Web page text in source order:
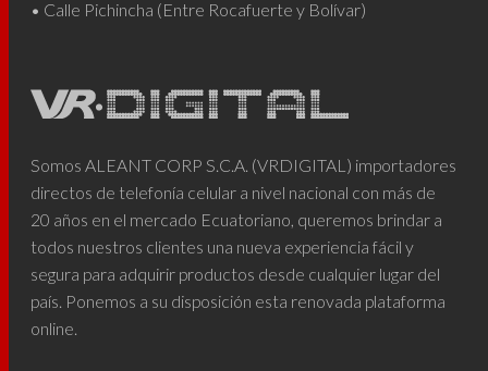
• Calle Pichincha (Entre Rocafuerte y Bolívar)
Somos ALEANT CORP S.C.A. (VRDIGITAL) importadores
directos de telefonía celular a nivel nacional con más de
20 años en el mercado Ecuatoriano, queremos brindar a
todos nuestros clientes una nueva experiencia fácil y
segura para adquirir productos desde cualquier lugar del
país. Ponemos a su disposición esta renovada plataforma
online.